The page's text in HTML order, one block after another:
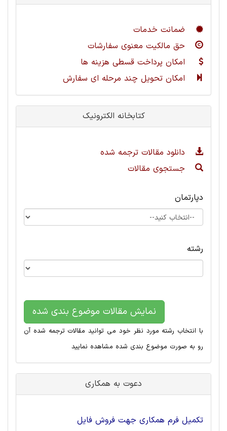
ضمانت خدمات
حق مالکیت معنوی سفارشات
امکان پرداخت قسطی هزینه ها
امکان تحویل چند مرحله ای سفارش
کتابخانه الکترونیک
دانلود مقالات ترجمه شده
جستجوی مقالات
دپارتمان
رشته
نمایش مقالات موضوع بندی شده
با انتخاب رشته مورد نظر خود می توانید مقالات ترجمه شده آن
رو به صورت موضوع بندی شده مشاهده نمایید
دعوت به همکاری
تکمیل فرم همکاری جهت فروش فایل